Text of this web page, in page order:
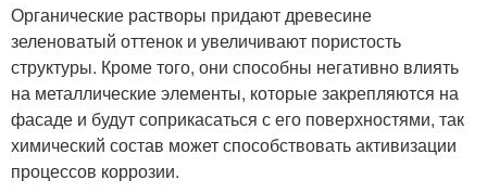
Органические растворы придают древесине
зеленоватый оттенок и увеличивают пористость
структуры. Кроме того, они способны негативно влиять
на металлические элементы, которые закрепляются на
фасаде и будут соприкасаться с его поверхностями, так
химический состав может способствовать активизации
процессов коррозии.